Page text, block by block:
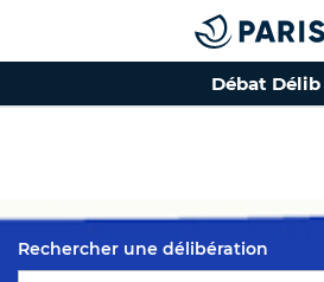
Top of the page
Débat Délib
Rechercher une délibération